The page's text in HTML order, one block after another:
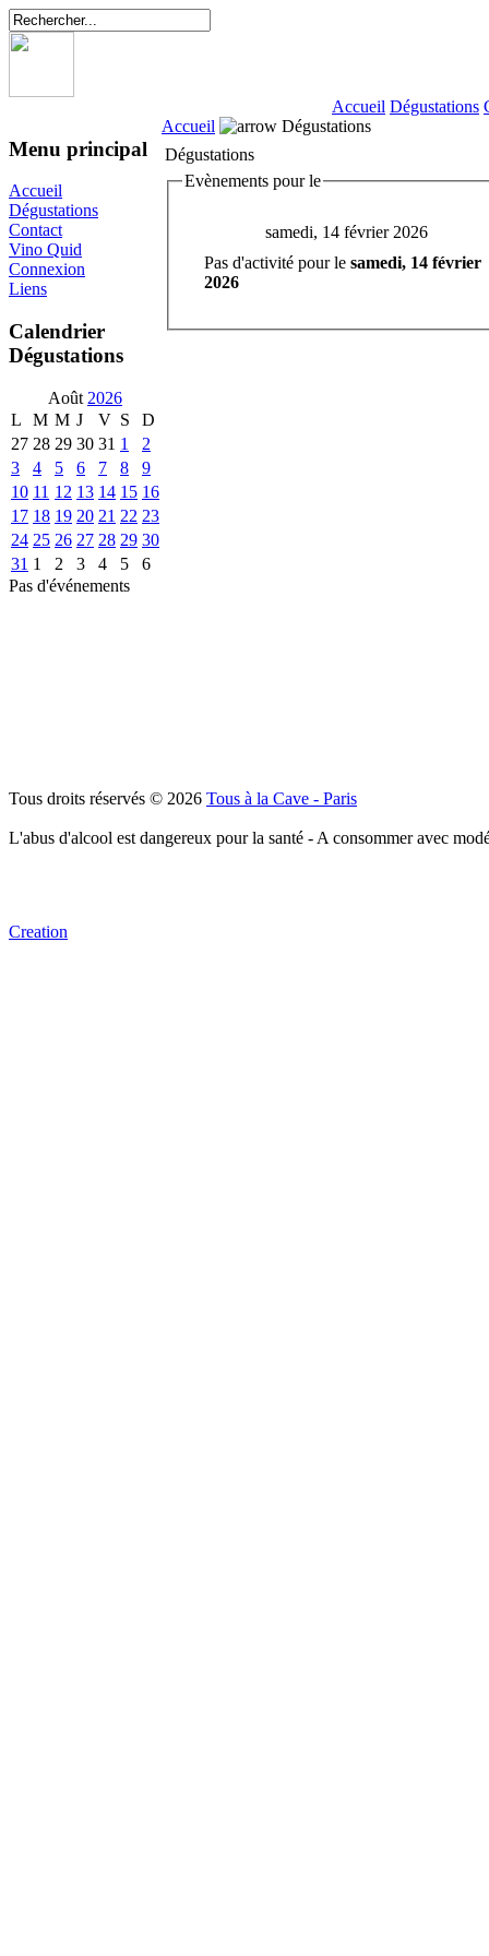
Accueil Dégustations
Menu principal
Accueil
Dégustations
Contact
Vino Quid
Connexion
Liens
Calendrier
Dégustations
Août 2026
L
M M J V S
D
27 28 29 30 31 1
2
3
4 5 6 7 8
9
10 11 12 13 14 15 16
17 18 19 20 21 22 23
24 25 26 27 28 29 30
31 1 2 3 4 5
6
Pas d'événements
Accueil
Dégustations
Dégustations
Evènements pour le
samedi, 14 février 2026
Pas d'activité pour le samedi, 14 février
2026
Tous droits réservés © 2026 Tous à la Cave - Paris
L'abus d'alcool est dangereux pour la santé - A consommer avec
Creation